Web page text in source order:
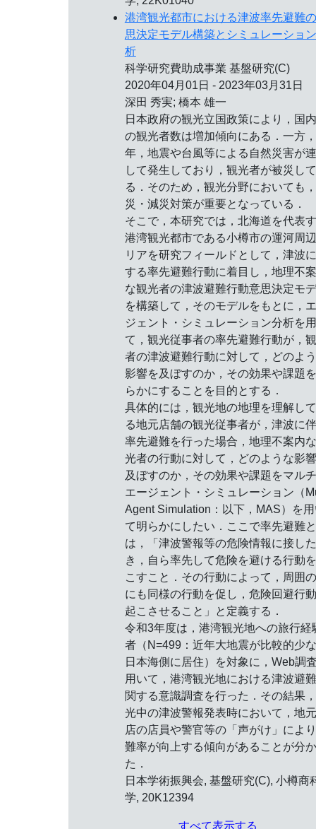
港湾観光都市における津波率先避難
思決定モデル構築とシミュレーショ
析
科学研究費助成事業 基盤研究(C)
2020年04月01日 - 2023年03月31日
深田 秀実; 橋本 雄一
日本政府の観光立国政策により，国
の観光者数は増加傾向にある．一方
年，地震や台風等による自然災害が
して発生しており，観光者が被災し
る．そのため，観光分野においても
災・減災対策が重要となっている．
そこで，本研究では，北海道を代表
港湾観光都市である小樽市の運河周
リアを研究フィールドとして，津波
する率先避難行動に着目し，地理不
な観光者の津波避難行動意思決定モ
を構築して，そのモデルをもとに，
ジェント・シミュレーション分析を
て，観光従事者の率先避難行動が，
者の津波避難行動に対して，どのよ
影響を及ぼすのか，その効果や課題
らかにすることを目的とする．
具体的には，観光地の地理を理解し
る地元店舗の観光従事者が，津波に
率先避難を行った場合，地理不案内
光者の行動に対して，どのような影
及ぼすのか，その効果や課題をマル
エージェント・シミュレーション（
Agent Simulation：以下，MAS）を
て明らかにしたい．ここで率先避難と
は，「津波警報等の危険情報に接し
き，自ら率先して危険を避ける行動
こすこと．その行動によって，周囲
にも同様の行動を促し，危険回避行
起こさせること」と定義する．
令和3年度は，港湾観光地への旅行経
者（N=499：近年大地震が比較的少
日本海側に居住）を対象に，Web調
用いて，港湾観光地における津波避
関する意識調査を行った．その結果
光中の津波警報発表時において，地
店の店員や警官等の「声がけ」によ
難率が向上する傾向があることが分
た．
日本学術振興会, 基盤研究(C), 小樽商
学, 20K12394
すべて表示する